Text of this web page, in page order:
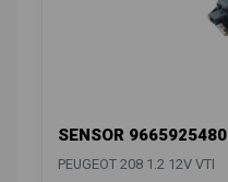
SENSOR 9665925480
PEUGEOT 208 1.2 12V VTI